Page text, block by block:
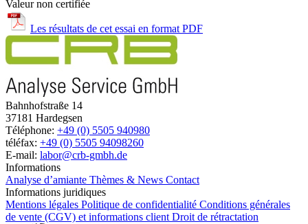
Valeur non certifiée
Les résultats de cet essai en format PDF
Bahnhofstraße 14
37181 Hardegsen
Téléphone: +49 (0) 5505 940980
téléfax: +49 (0) 5505 94098260
E-mail: labor@crb-gmbh.de
Informations
Analyse d’amiante Thèmes & News Contact
Informations juridiques
Mentions légales Politique de confidentialité Conditions générales
de vente (CGV) et informations client Droit de rétractation